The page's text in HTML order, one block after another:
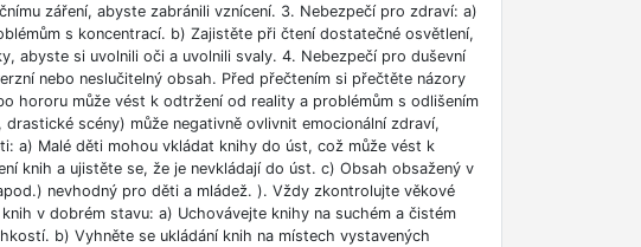
záření, abyste zabránili vznícení. 3. Nebezpečí pro zdraví: a)
s koncentrací. b) Zajistěte při čtení dostatečné osvětlení,
abyste si uvolnili oči a uvolnili svaly. 4. Nebezpečí pro duševní
nebo neslučitelný obsah. Před přečtením si přečtěte názory
hororu může vést k odtržení od reality a problémům s odlišením
scény) může negativně ovlivnit emocionální zdraví,
a) Malé děti mohou vkládat knihy do úst, což může vést k
knih a ujistěte se, že je nevkládají do úst. c) Obsah obsažený v
nevhodný pro děti a mládež. ). Vždy zkontrolujte věkové
v dobrém stavu: a) Uchovávejte knihy na suchém a čistém
b) Vyhněte se ukládání knih na místech vystavených